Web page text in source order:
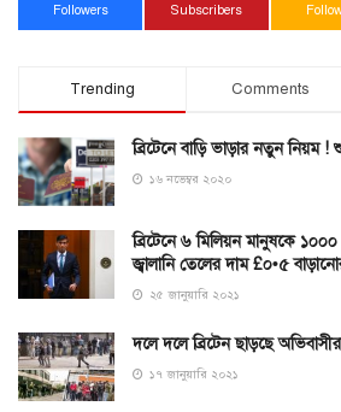
Followers Subscribers
Trending Comments
ব্রিটেনে বাড়ি ভাড়ার নতুন নিয়ম
১৬ নভেম্বর ২০২০
ব্রিটেনে ৬ মিলিয়ন মানুষকে
জ্বালানি তেলের দাম £০•৫
২৫ জানুয়ারি ২০২১
দলে দলে ব্রিটেন ছাড়ছে
১৭ জানুয়ারি ২০২১